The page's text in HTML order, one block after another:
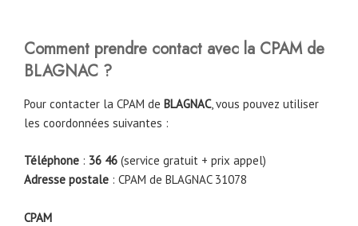
Comment prendre contact avec la CPAM de
BLAGNAC ?
Pour contacter la CPAM de BLAGNAC, vous pouvez utiliser
les coordonnées suivantes :
Téléphone : 36 46 (service gratuit + prix appel)
Adresse postale : CPAM de BLAGNAC 31078
CPAM